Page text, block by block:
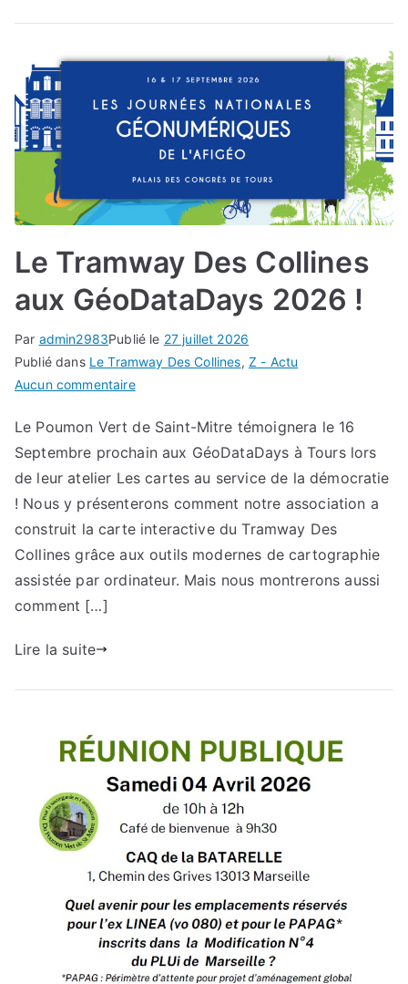
Le Tramway Des Collines
aux GéoDataDays 2026 !
Par admin2983Publié le 27 juillet 2026
Publié dans Le Tramway Des Collines, Z - Actu
Aucun commentairesur
Tramway
Des
Collines
aux
GéoDataDays
Le Poumon Vert de Saint-Mitre témoignera le 16
Septembre prochain aux GéoDataDays à Tours lors
de leur atelier Les cartes au service de la démocratie
! Nous y présenterons comment notre association a
construit la carte interactive du Tramway Des
Collines grâce aux outils modernes de cartographie
assistée par ordinateur. Mais nous montrerons aussi
comment […]
Lire la suite